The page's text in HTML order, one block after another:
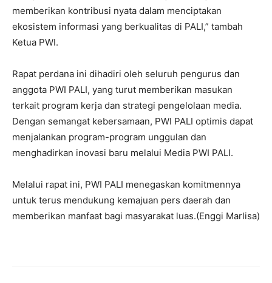
memberikan kontribusi nyata dalam menciptakan
ekosistem informasi yang berkualitas di PALI,” tambah
Ketua PWI.
Rapat perdana ini dihadiri oleh seluruh pengurus dan
anggota PWI PALI, yang turut memberikan masukan
terkait program kerja dan strategi pengelolaan media.
Dengan semangat kebersamaan, PWI PALI optimis dapat
menjalankan program-program unggulan dan
menghadirkan inovasi baru melalui Media PWI PALI.
Melalui rapat ini, PWI PALI menegaskan komitmennya
untuk terus mendukung kemajuan pers daerah dan
memberikan manfaat bagi masyarakat luas.(Enggi Marlisa)